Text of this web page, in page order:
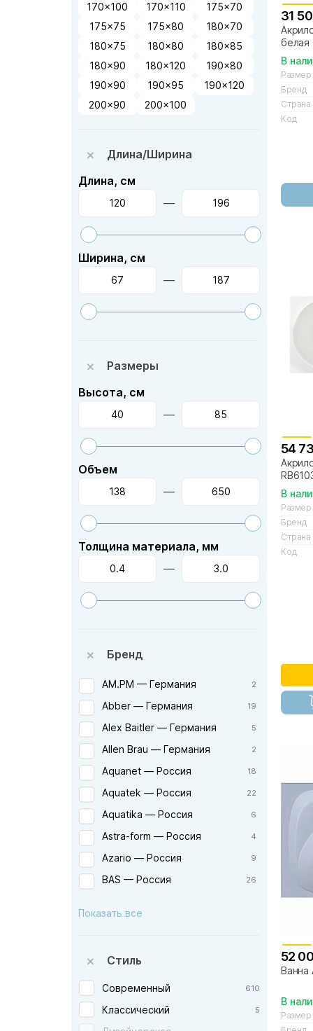
170x100
170x110
175x70
175x75
175x80
180x70
180x75
180x80
180x85
180x90
180x120
190x80
190x90
190x95
190x120
200x90
200x100
Длина/Ширина
Длина, см
—
Ширина, см
—
Размеры
Высота, см
—
Объем
—
Толщина материала, мм
—
Бренд
AM.PM — Германия 2
Abber — Германия 19
Alex Baitler — Германия 5
Allen Brau — Германия 2
Aquanet — Россия 18
Aquatek — Россия 22
Aquatika — Россия 6
Astra-form — Россия 4
Azario — Россия 9
BAS — Россия 26
Cersanit — Польша
CeruttiSpa — Италия 2
Cezares — Италия 5
Показать все
Стиль
Современный 610
Классический 5
31
белая
В
Размер
Бренд
Страна
Код
54
В
Размер
Бренд
Страна
Код
52
Ванна
В
Размер